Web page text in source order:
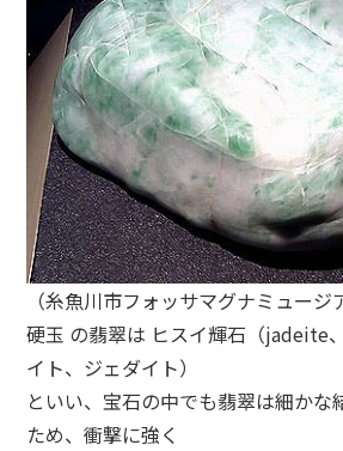
（糸魚川市フォッサマグナミュージ
硬玉 の翡翠は ヒスイ輝石（jadeite
イト、ジェダイト）
といい、宝石の中でも翡翠は細かな
ため、衝撃に強く